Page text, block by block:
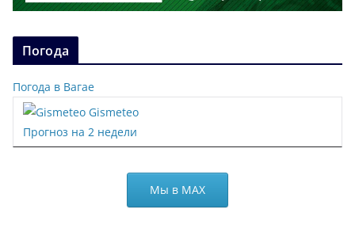
Погода
Погода в Вагае
Gismeteo
Прогноз на 2 недели
Мы в МАХ